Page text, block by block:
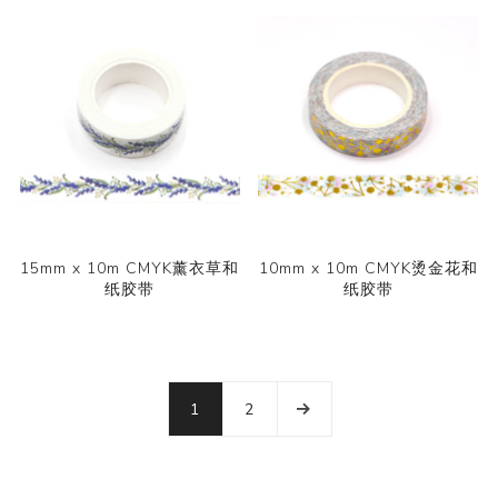
15mm x 10m CMYK薰衣草和
纸胶带
10mm x 10m CMYK烫金花和
纸胶带
1 2